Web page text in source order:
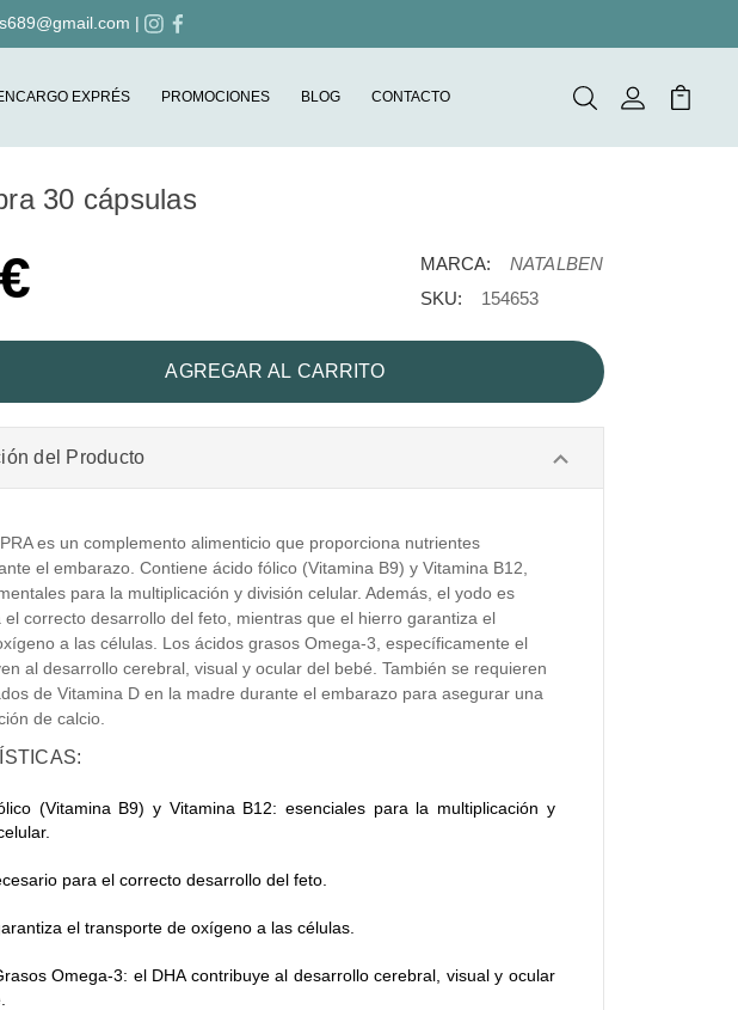
|
EXPRÉS PROMOCIONES BLOG CONTACTO BuscarMi Cuenta
Mi
30 cápsulas
MARCA:
NATALBEN
SKU:
154653
del Producto
es un complemento alimenticio que proporciona nutrientes
el embarazo. Contiene ácido fólico (Vitamina B9) y Vitamina B12,
para la multiplicación y división celular. Además, el yodo es
el correcto desarrollo del feto, mientras que el hierro garantiza el
a las células. Los ácidos grasos Omega-3, específicamente el
al desarrollo cerebral, visual y ocular del bebé. También se requieren
de Vitamina D en la madre durante el embarazo para asegurar una
de calcio.
(Vitamina B9) y Vitamina B12: esenciales para la multiplicación y
para el correcto desarrollo del feto.
el transporte de oxígeno a las células.
Omega-3: el DHA contribuye al desarrollo cerebral, visual y ocular